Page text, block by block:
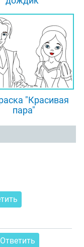
"Красивая
пара"
Ответить